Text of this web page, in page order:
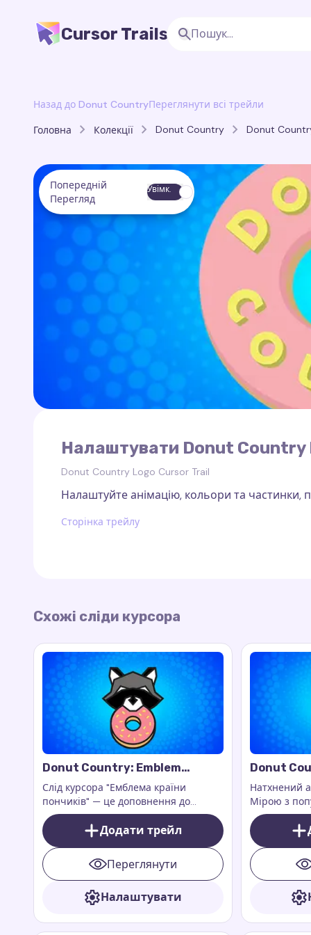
Cursor Trails
Назад до Donut CountryПереглянути всі трейли
Головна Колекції Donut Country Donut
Налаштувати Donut Country
Donut Country Logo Cursor Trail
Налаштуйте анімацію, кольори та частинки,
Сторінка трейлу
Попередній
Перегляд
Увімк.
Схожі сліди курсора
Donut Country: Emblem
Cursor Trail
Слід курсора "Емблема країни
пончиків" — це доповнення до
розширення для браузера Custom
Cursor Trail або Cursor Trails for
Chrome.
Додати трейл
Переглянути
Налаштувати
Donut
Trail
Натхнений
Мірою з
County, цей
гри.